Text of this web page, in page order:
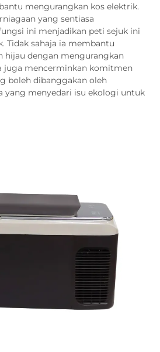
mengurangkan kos elektrik.
yang sentiasa
ini menjadikan peti sejuk ini
Tidak sahaja ia membantu
hijau dengan mengurangkan
juga mencerminkan komitmen
boleh dibanggakan oleh
yang menyedari isu ekologi untuk